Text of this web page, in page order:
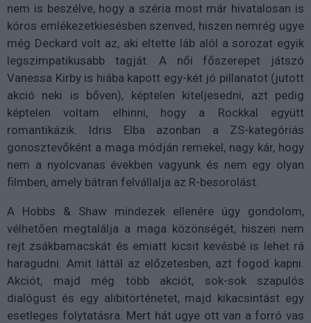
nem is beszélve, hogy a széria most már hivatalosan is
kóros emlékezetkiesésben szenved, hiszen nemrég ugye
még Deckard volt az, aki eltette láb alól a sorozat egyik
legszimpatikusabb tagját. A női főszerepet játszó
Vanessa Kirby is hiába kapott egy-két jó pillanatot (jutott
akció neki is bőven), képtelen kiteljesedni, azt pedig
képtelen voltam elhinni, hogy a Rockkal együtt
romantikázik. Idris Elba azonban a ZS-kategóriás
gonosztevőként a maga módján remekel, nagy kár, hogy
nem a nyolcvanas években vagyunk és nem egy olyan
filmben, amely bátran felvállalja az R-besorolást.
A Hobbs & Shaw mindezek ellenére úgy gondolom,
vélhetően megtalálja a maga közönségét, hiszen nem
rejt zsákbamacskát és emiatt kicsit kevésbé is lehet rá
haragudni. Amit láttál az előzetesben, azt fogod kapni.
Akciót, majd még több akciót, sok-sok szapulós
dialógust és egy alibitörténetet, majd kikacsintást egy
esetleges folytatásra. Mert hát ugye ott van a forró vas